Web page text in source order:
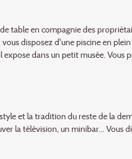
table en compagnie des
disposez d'une piscine en
dans un petit musée. Vous
et la tradition du reste de la
la télévision, un minibar... Vous